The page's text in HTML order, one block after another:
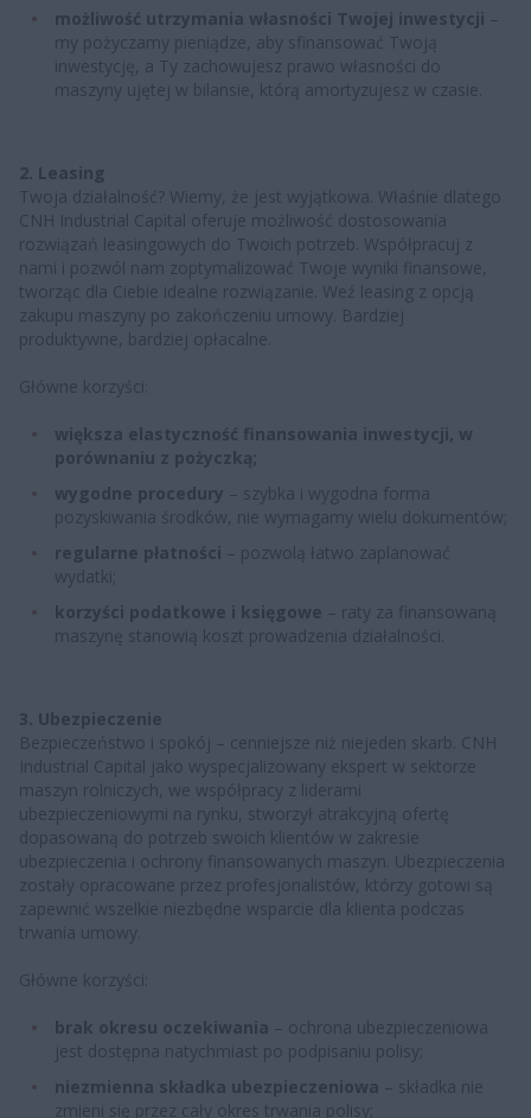
możliwość utrzymania własności Twojej inwestycji –
my pożyczamy pieniądze, aby sfinansować Twoją
inwestycję, a Ty zachowujesz prawo własności do
maszyny ujętej w bilansie, którą amortyzujesz w czasie.
2. Leasing
Twoja działalność? Wiemy, że jest wyjątkowa. Właśnie dlatego
CNH Industrial Capital oferuje możliwość dostosowania
rozwiązań leasingowych do Twoich potrzeb. Współpracuj z
nami i pozwól nam zoptymalizować Twoje wyniki finansowe,
tworząc dla Ciebie idealne rozwiązanie. Weź leasing z opcją
zakupu maszyny po zakończeniu umowy. Bardziej
produktywne, bardziej opłacalne.
Główne korzyści:
większa elastyczność finansowania inwestycji, w
porównaniu z pożyczką;
wygodne procedury – szybka i wygodna forma
pozyskiwania środków, nie wymagamy wielu dokumentów;
regularne płatności – pozwolą łatwo zaplanować
wydatki;
korzyści podatkowe i księgowe – raty za finansowaną
maszynę stanowią koszt prowadzenia działalności.
3. Ubezpieczenie
Bezpieczeństwo i spokój – cenniejsze niż niejeden skarb. CNH
Industrial Capital jako wyspecjalizowany ekspert w sektorze
maszyn rolniczych, we współpracy z liderami
ubezpieczeniowymi na rynku, stworzył atrakcyjną ofertę
dopasowaną do potrzeb swoich klientów w zakresie
ubezpieczenia i ochrony finansowanych maszyn. Ubezpieczenia
zostały opracowane przez profesjonalistów, którzy gotowi są
zapewnić wszelkie niezbędne wsparcie dla klienta podczas
trwania umowy.
Główne korzyści:
brak okresu oczekiwania – ochrona ubezpieczeniowa
jest dostępna natychmiast po podpisaniu polisy;
niezmienna składka ubezpieczeniowa – składka nie
zmieni się przez cały okres trwania polisy;